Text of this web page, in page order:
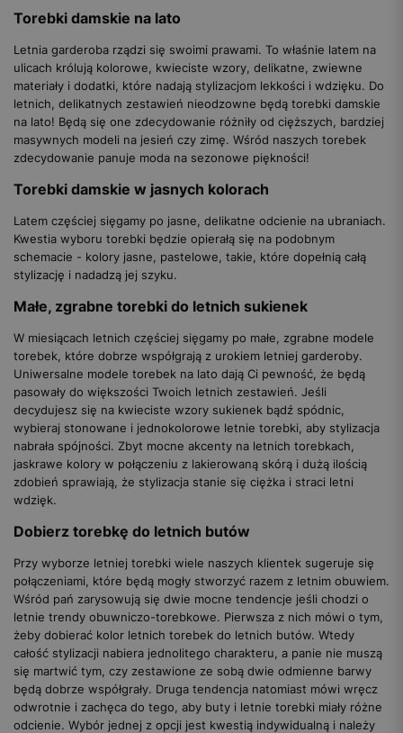
Torebki damskie na lato
Letnia garderoba rządzi się swoimi prawami. To właśnie latem na
ulicach królują kolorowe, kwieciste wzory, delikatne, zwiewne
materiały i dodatki, które nadają stylizacjom lekkości i wdzięku. Do
letnich, delikatnych zestawień nieodzowne będą torebki damskie
na lato! Będą się one zdecydowanie różniły od cięższych, bardziej
masywnych modeli na jesień czy zimę. Wśród naszych torebek
zdecydowanie panuje moda na sezonowe piękności!
Torebki damskie w jasnych kolorach
Latem częściej sięgamy po jasne, delikatne odcienie na ubraniach.
Kwestia wyboru torebki będzie opierałą się na podobnym
schemacie - kolory jasne, pastelowe, takie, które dopełnią całą
stylizację i nadadzą jej szyku.
Małe, zgrabne torebki do letnich sukienek
W miesiącach letnich częściej sięgamy po małe, zgrabne modele
torebek, które dobrze współgrają z urokiem letniej garderoby.
Uniwersalne modele torebek na lato dają Ci pewność, że będą
pasowały do większości Twoich letnich zestawień. Jeśli
decydujesz się na kwieciste wzory sukienek bądź spódnic,
wybieraj stonowane i jednokolorowe letnie torebki, aby stylizacja
nabrała spójności. Zbyt mocne akcenty na letnich torebkach,
jaskrawe kolory w połączeniu z lakierowaną skórą i dużą ilością
zdobień sprawiają, że stylizacja stanie się ciężka i straci letni
wdzięk.
Dobierz torebkę do letnich butów
Przy wyborze letniej torebki wiele naszych klientek sugeruje się
połączeniami, które będą mogły stworzyć razem z letnim obuwiem.
Wśród pań zarysowują się dwie mocne tendencje jeśli chodzi o
letnie trendy obuwniczo-torebkowe. Pierwsza z nich mówi o tym,
żeby dobierać kolor letnich torebek do letnich butów. Wtedy
całość stylizacji nabiera jednolitego charakteru, a panie nie muszą
się martwić tym, czy zestawione ze sobą dwie odmienne barwy
będą dobrze współgrały. Druga tendencja natomiast mówi wręcz
odwrotnie i zachęca do tego, aby buty i letnie torebki miały różne
odcienie. Wybór jednej z opcji jest kwestią indywidualną i należy